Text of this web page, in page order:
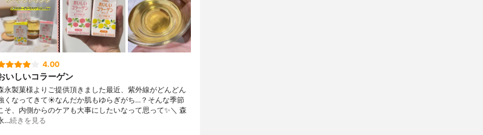
4.00
いしいコラーゲン
永製菓様よりご提供頂きました最近、紫外線がどんどん
くなってきて☀なんだか肌もゆらぎがち…？そんな季節
そ、内側からのケアも大事にしたいなって思って✨＼ 森
…続きを見る